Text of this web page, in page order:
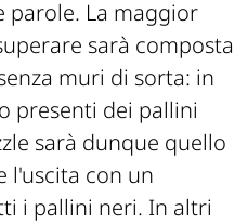
parole. La maggior
sarà composta
muri di sorta: in
presenti dei pallini
sarà dunque quello
l'uscita con un
i pallini neri. In altri